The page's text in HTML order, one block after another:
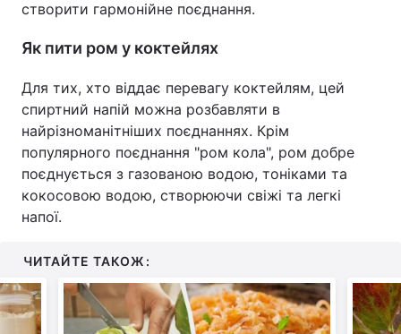
створити гармонійне поєднання.
Як пити ром у коктейлях
Для тих, хто віддає перевагу коктейлям, цей
спиртний напій можна розбавляти в
найрізноманітніших поєднаннях. Крім
популярного поєднання "ром кола", ром добре
поєднується з газованою водою, тоніками та
кокосовою водою, створюючи свіжі та легкі
напої.
ЧИТАЙТЕ ТАКОЖ: